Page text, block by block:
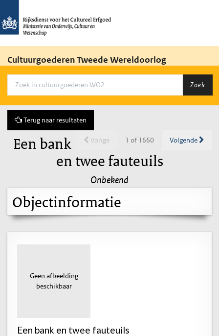
Cultuurgoederen Tweede Wereldoorlog
Zoek
Terug naar resultaten
Vorige 1 of 1660 Volgende
Een bank
en twee fauteuils
Onbekend
Objectinformatie
Geen afbeelding
beschikbaar
Een bank en twee fauteuils